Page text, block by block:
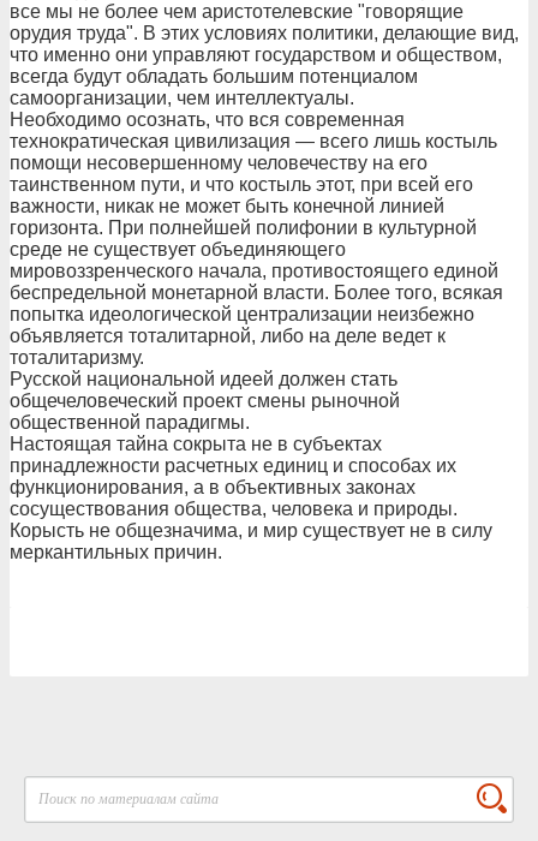
все мы не более чем аристотелевские "говорящие
орудия труда". В этих условиях политики, делающие вид,
что именно они управляют государством и обществом,
всегда будут обладать большим потенциалом
самоорганизации, чем интеллектуалы.
Необходимо осознать, что вся современная
технократическая цивилизация — всего лишь костыль
помощи несовершенному человечеству на его
таинственном пути, и что костыль этот, при всей его
важности, никак не может быть конечной линией
горизонта. При полнейшей полифонии в культурной
среде не существует объединяющего
мировоззренческого начала, противостоящего единой
беспредельной монетарной власти. Более того, всякая
попытка идеологической централизации неизбежно
объявляется тоталитарной, либо на деле ведет к
тоталитаризму.
Русской национальной идеей должен стать
общечеловеческий проект смены рыночной
общественной парадигмы.
Настоящая тайна сокрыта не в субъектах
принадлежности расчетных единиц и способах их
функционирования, а в объективных законах
сосуществования общества, человека и природы.
Корысть не общезначима, и мир существует не в силу
меркантильных причин.